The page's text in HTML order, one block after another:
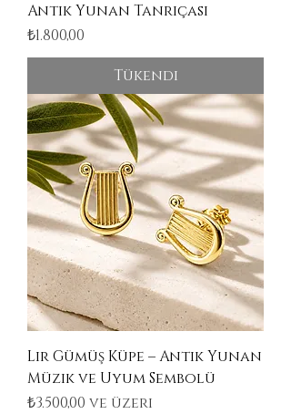
Antik Yunan Tanrıçası
Fiyat
₺1.800,00
Tükendi
Lir Gümüş Küpe – Antik Yunan
Müzik ve Uyum Sembolü
₺3.500,00 ve üzeri
İndirimli Fiyat